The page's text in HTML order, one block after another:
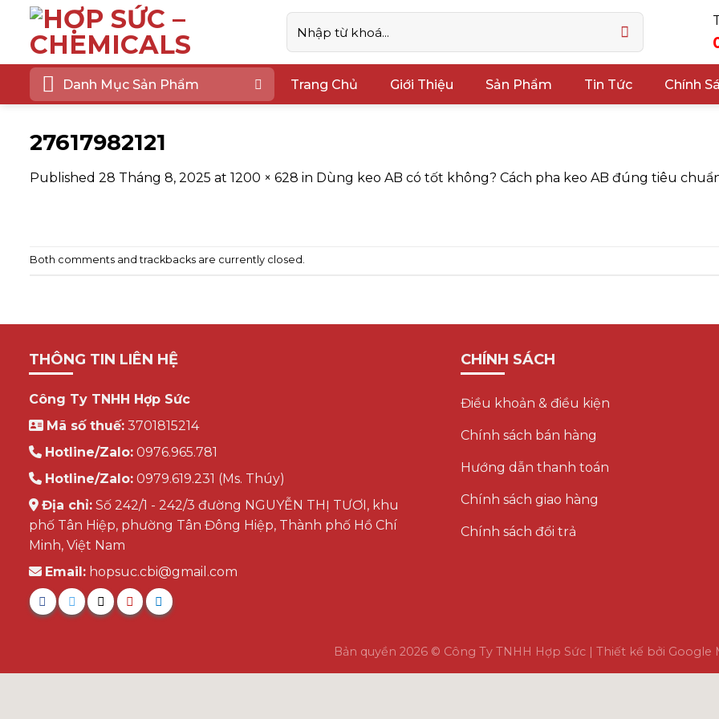
content
Tìm
kiếm:
Danh Mục Sản Phẩm Trang Chủ Giới Thiệu Sản Phẩm Tin Tức Chính
27617982121
Published 28 Tháng 8, 2025 at 1200 × 628 in Dùng keo AB có tốt không? Cách pha keo AB đúng tiêu
Both comments and trackbacks are currently closed.
THÔNG TIN LIÊN HỆ
Công Ty TNHH Hợp Sức
Mã số thuế:3701815214
Hotline/Zalo:0976.965.781
Hotline/Zalo:0979.619.231 (Ms. Thúy)
Địa chỉ:Số 242/1 - 242/3 đường NGUYỄN THỊ TƯƠI, khu
phố Tân Hiệp, phường Tân Đông Hiệp, Thành phố Hồ Chí
Minh, Việt Nam
Email:hopsuc.cbi@gmail.com
CHÍNH SÁCH
Điều khoản & điều kiện
Chính sách bán hàng
Hướng dẫn thanh toán
Chính sách giao hàng
Chính sách đổi trả
Bản quyền 2026 © Công Ty TNHH Hợp Sức | Thiết kế bởi Google